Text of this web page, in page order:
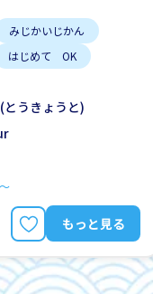
みじかいじかん
はじめて OK
とうきょうと)
もっと見る